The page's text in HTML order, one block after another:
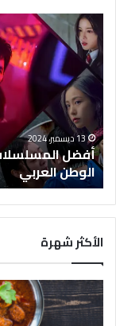
أ
ف
ض
ل
ا
ل
م
س
ل
س
ل
ا
ت
ا
ل
ك
و
ر
13 ديسمبر، 2024
الوطن العربي
الأكثر شهرة